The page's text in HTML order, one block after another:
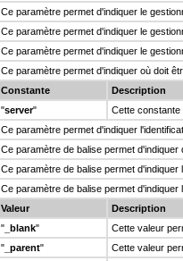
Ce paramètre permet d'indiquer le
Ce paramètre permet d'indiquer le
Ce paramètre permet d'indiquer le
Ce paramètre permet d'indiquer où doit
Constante
Description
"server"
Cette constante
Ce paramètre permet d'indiquer
Ce paramètre de balise permet
Ce paramètre de balise permet
Ce paramètre de balise permet
Valeur
Description
" _blank"
Cette valeur
" _parent"
Cette valeur